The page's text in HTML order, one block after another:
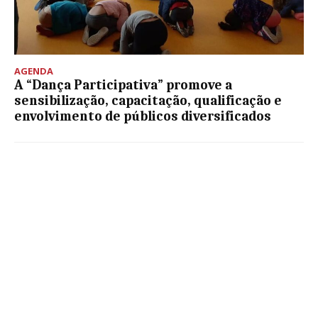
AGENDA
A “Dança Participativa” promove a
sensibilização, capacitação, qualificação e
envolvimento de públicos diversificados